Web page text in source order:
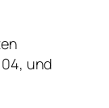
und